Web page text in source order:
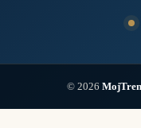
© 2026